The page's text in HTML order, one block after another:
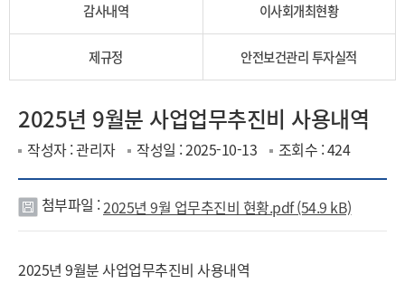
감사내역 이사회개최현황
제규정 안전보건관리 투자실적
2025년 9월분 사업업무추진비 사용내역
작성자 : 관리자 작성일 : 2025-10-13 조회수 : 424
첨
파
첨부파일 :2025년 9월 업무추진비 현황.pdf (54.9 kB)
2025년 9월분 사업업무추진비 사용내역